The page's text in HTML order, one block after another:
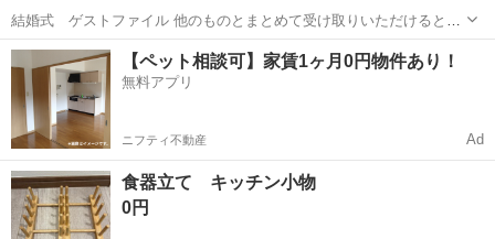
結婚式 ゲストファイル 他のものとまとめて受け取りいただけると助
かります
沖縄 中頭郡 てだこ浦西駅 年中行事用品
【ペット相談可】家賃1ヶ月0円物件あり！
無料アプリ
ニフティ不動産 Ad
食器立て キッチン小物
0円